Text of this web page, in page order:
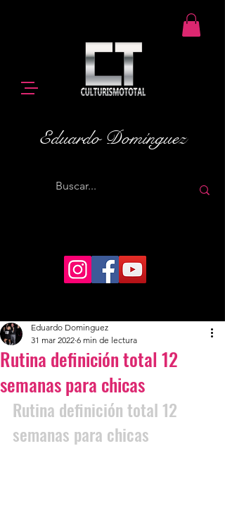
Eduardo Domínguez
Rutina definición total 12
semanas para chicas
Eduardo Dominguez
31 mar 2022 6 min de lectura
Rutina definición total 12
semanas para chicas